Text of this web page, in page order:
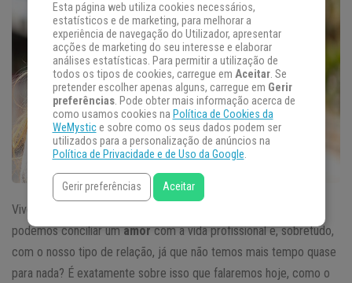
Viver em nossos dias parece ser cada vez mais difícil. Como
podemos conciliar umamorcom a vida profissional e, sobretudo,
com o nosso tipo de relação, já que não temos mais tempo quase
para nada? É exatamente sobre isso que falaremos hoje, como o
Esta página web utiliza cookies necessários,
estatísticos e de marketing, para melhorar a
experiência de navegação do Utilizador, apresentar
acções de marketing do seu interesse e elaborar
análises estatísticas. Para permitir a utilização de
todos os tipos de cookies, carregue em Aceitar. Se
pretender escolher apenas alguns, carregue em Gerir
preferências. Pode obter mais informação acerca de
como usamos cookies na Política de Cookies da
WeMystice sobre como os seus dados podem ser
utilizados para a personalização de anúncios na
Política de Privacidade e de Uso da Google.
Gerir preferências Aceitar